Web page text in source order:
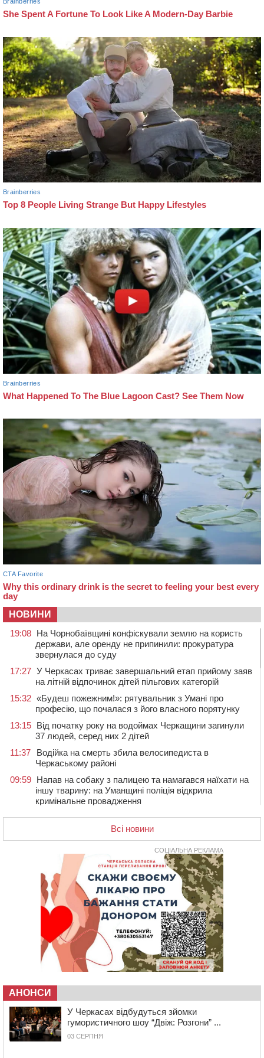
НОВИНИ
19:08 На Чорнобаївщині конфіскували землю на користь
держави, але оренду не припинили: прокуратура
звернулася до суду
17:27 У Черкасах триває завершальний етап прийому заяв
на літній відпочинок дітей пільгових категорій
15:32 «Будеш пожежним!»: рятувальник з Умані про
професію, що почалася з його власного порятунку
13:15 Від початку року на водоймах Черкащини загинули
37 людей, серед них 2 дітей
11:37
Водійка на смерть збила велосипедиста в
Черкаському районі
09:59 Напав на собаку з палицею та намагався наїхати на
іншу тварину: на Уманщині поліція відкрила
кримінальне провадження
08:44 Безкоштовне харчування, укриття та STEM: Черкаси
готують освітню галузь до нового навчального року
Черкаські вершники здобули нагороди української
першості
На Уманщині експосадовицю відділу освіти
судитимуть через завдані бюджету збитки
У Єрках прощатимуться з полеглим на Курщині
стрільцем ДШВ
Апеляційний суд підтвердив стягнення майже 250
тис. грн шкоди за незаконний вилов риби
комендантської години та 10 нетверезих водіїв
15:12 На Золотоніщині водійка збила пішохода, який
перебігав дорогу
14:11 На Черкащині прокуратура через суд вимагає взяти
під охорону 188-річну церкву
Всі новини
СОЦІАЛЬНА РЕКЛАМА
АНОНСИ
У Черкасах відбудуться зйомки
гумористичного шоу “Двіж: Розгони” ...
03 СЕРПНЯ